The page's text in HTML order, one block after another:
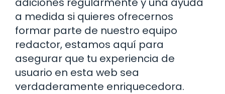
a medida si quieres ofrecernos
formar parte de nuestro equipo
redactor, estamos aquí para
asegurar que tu experiencia de
usuario en esta web sea
verdaderamente enriquecedora.